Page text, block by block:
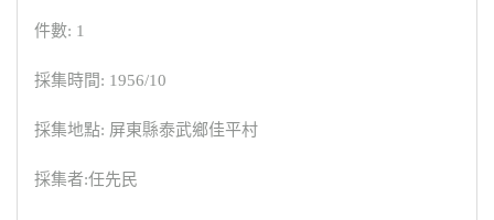
件數: 1
採集時間: 1956/10
採集地點: 屏東縣泰武鄉佳平村
採集者:任先民